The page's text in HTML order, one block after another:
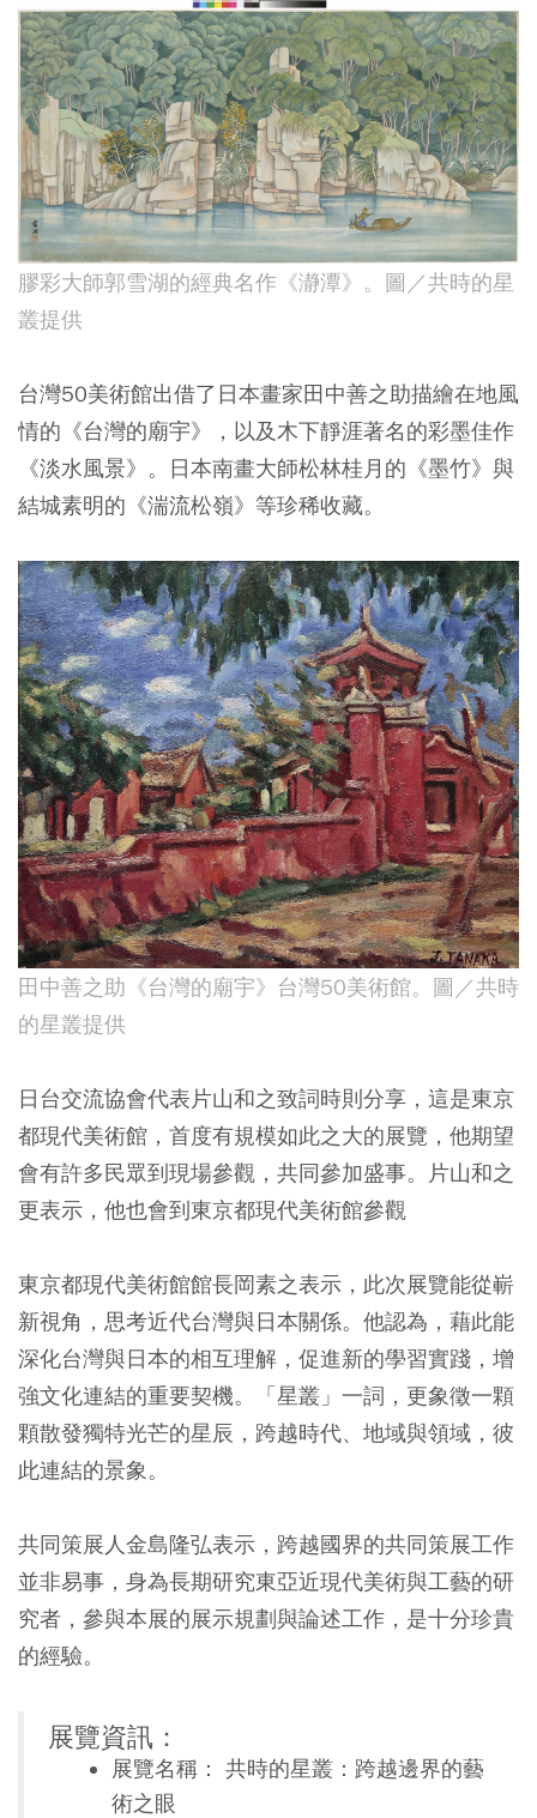
膠彩大師郭雪湖的經典名作《瀞潭》。圖／共時的星
叢提供
台灣50美術館出借了日本畫家田中善之助描繪在地風
情的《台灣的廟宇》，以及木下靜涯著名的彩墨佳作
《淡水風景》。日本南畫大師松林桂月的《墨竹》與
結城素明的《湍流松嶺》等珍稀收藏。
田中善之助《台灣的廟宇》台灣50美術館。圖／共時
的星叢提供
日台交流協會代表片山和之致詞時則分享，這是東京
都現代美術館，首度有規模如此之大的展覽，他期望
會有許多民眾到現場參觀，共同參加盛事。片山和之
更表示，他也會到東京都現代美術館參觀
東京都現代美術館館長岡素之表示，此次展覽能從嶄
新視角，思考近代台灣與日本關係。他認為，藉此能
深化台灣與日本的相互理解，促進新的學習實踐，增
強文化連結的重要契機。「星叢」一詞，更象徵一顆
顆散發獨特光芒的星辰，跨越時代、地域與領域，彼
此連結的景象。
共同策展人金島隆弘表示，跨越國界的共同策展工作
並非易事，身為長期研究東亞近現代美術與工藝的研
究者，參與本展的展示規劃與論述工作，是十分珍貴
的經驗。
展覽資訊：
展覽名稱： 共時的星叢：跨越邊界的藝
術之眼